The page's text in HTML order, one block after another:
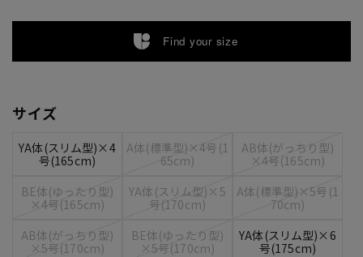
Find your size
サイズ
YA体(スリム型)×4
号(165cm)
A体(標準型)×4号(1
65cm)
AB体(がっちり型)
×4号(165cm)
BE体(ゆったり型)
×4号(165cm)
YA体(スリム型)×5
号(170cm)
A体(標準型)×5号(1
70cm)
AB体(がっちり型)
×5号(170cm)
BE体(ゆったり型)
×5号(170cm)
YA体(スリム型)×6
号(175cm)